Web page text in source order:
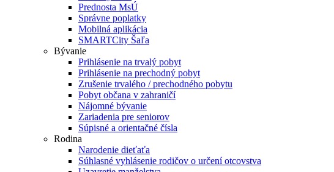
Prednosta MsÚ
Správne poplatky
Mobilná aplikácia
SMARTCity Šaľa
Bývanie
Prihlásenie na trvalý pobyt
Prihlásenie na prechodný pobyt
Zrušenie trvalého / prechodného pobytu
Pobyt občana v zahraničí
Nájomné bývanie
Zariadenia pre seniorov
Súpisné a orientačné čísla
Rodina
Narodenie dieťaťa
Súhlasné vyhlásenie rodičov o určení otcovstva